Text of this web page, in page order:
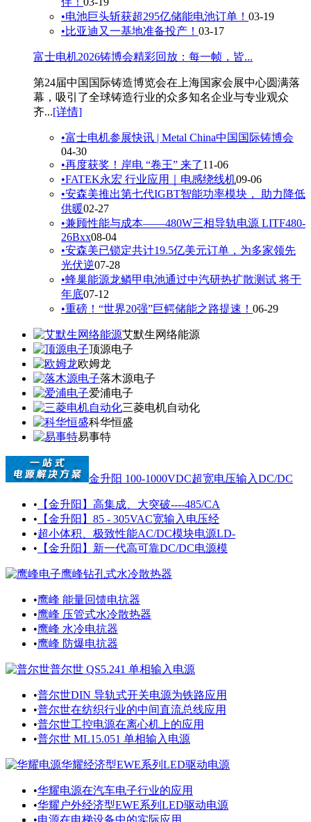
•电池巨头斩获超295亿储能电池订单！ 03-19
•比亚迪又一基地准备投产！ 03-17
富士电机2026铸博会精彩回放：每一帧，皆...
第24届中国国际铸造博览会在上海国家会展中心圆满落
幕，吸引了全球铸造行业的众多知名企业与专业观众
齐...[详情]
•富士电机参展快讯 | Metal China中国国际铸博会
04-30
•再度获奖！岸电 “卷王” 来了11-06
•FATEK永宏 行业应用｜电感绕线机09-06
•安森美推出第七代IGBT智能功率模块， 助力降低
供暖02-27
•兼顾性能与成本——480W三相导轨电源 LITF480-
26Bxx08-04
•安森美已锁定共计19.5亿美元订单，为多家领先
光伏逆07-28
•蜂巢能源龙鳞甲电池通过中汽研热扩散测试 将于
年底07-12
•重磅！“世界20强”巨鳄储能之路提速！ 06-29
艾默生网络能源
顶源电子
欧姆龙
落木源电子
爱浦电子
三菱电机自动化
科华恒盛
易事特
金升阳 100-1000VDC超宽电压输入DC/DC
• 【金升阳】高集成、大突破----485/CA
• 【金升阳】85 - 305VAC宽输入电压经
•超小体积、极致性能AC/DC模块电源LD-
• 【金升阳】新一代高可靠DC/DC电源模
鹰峰钻孔式水冷散热器
•鹰峰 能量回馈电抗器
•鹰峰 压管式水冷散热器
•鹰峰 水冷电抗器
•鹰峰 防爆电抗器
普尔世 QS5.241 单相输入电源
•普尔世DIN 导轨式开关电源为铁路应用
•普尔世在纺织行业的中间直流总线应用
•普尔世工控电源在离心机上的应用
•普尔世 ML15.051 单相输入电源
华耀经济型EWE系列LED驱动电源
•华耀电源在汽车电子行业的应用
•华耀户外经济型EWE系列LED驱动电源
•电源在电梯设备中的实际应用